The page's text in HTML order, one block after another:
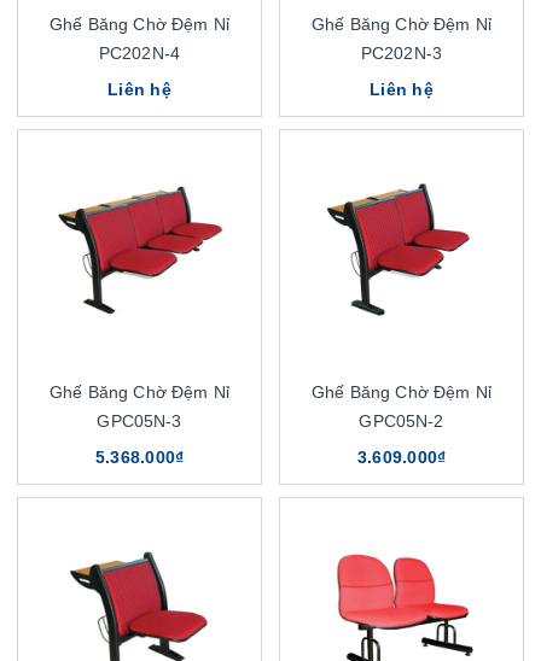
Ghế Băng Chờ Đệm Nỉ
PC202N-4
Liên hệ
Ghế Băng Chờ Đệm Nỉ
PC202N-3
Liên hệ
Ghế Băng Chờ Đệm Nỉ
GPC05N-3
5.368.000₫
Ghế Băng Chờ Đệm Nỉ
GPC05N-2
3.609.000₫